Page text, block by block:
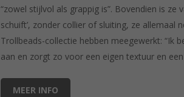
“zowel stijlvol als grappig is”. Bovendien is
schuift’, zonder collier of sluiting, ze allemaal
Trollbeads-collectie hebben meegewerkt: “Ik
aan en zorgt zo voor een eigen textuur en
MEER INFO